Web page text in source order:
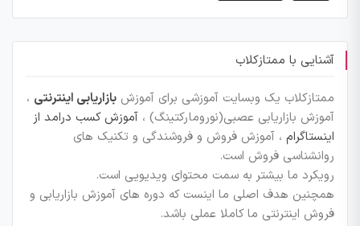
آشنایی با ممتازکلاب
ممتازکلاب یک وبسایت آموزشی برای آموزش بازاریابی اینترنتی ،
آموزش بازاریابی عصبی(نورومارکتینگ) ، آموزش کسب درامد از
اینستاگرام ، آموزش فروش و فروشندگی و تکنیک های
روانشناسی فروش است.
رویکرد ما بیشتر به سمت محتوای ویدیویی است.
همچنین هدف اصلی ما اینست که دوره های آموزش بازاریابی و
فروش اینترنتی ما کاملا عملی باشد.